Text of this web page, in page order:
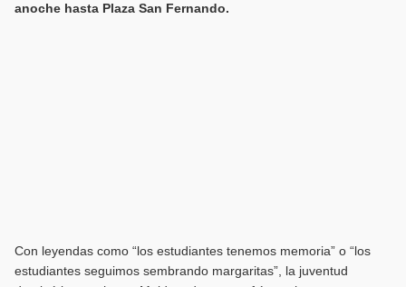
anoche hasta Plaza San Fernando.
Con leyendas como “los estudiantes tenemos memoria” o “los
estudiantes seguimos sembrando margaritas”, la juventud